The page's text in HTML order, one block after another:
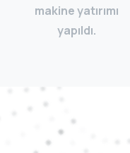
makine yatırımı
yapıldı.